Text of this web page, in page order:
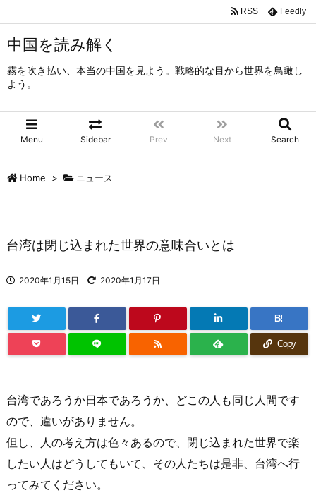
中国を読み解く
霧を吹き払い、本当の中国を見よう。戦略的な目から世界を鳥瞰し
よう。
Menu Sidebar Prev Next Search
RSS Feedly
Home > ニュース
台湾は閉じ込まれた世界の意味合いとは
2020年1月15日 2020年1月17日
B!
Copy
台湾であろうか日本であろうか、どこの人も同じ人間です
ので、違いがありません。
但し、人の考え方は色々あるので、閉じ込まれた世界で楽
したい人はどうしてもいて、その人たちは是非、台湾へ行
ってみてください。